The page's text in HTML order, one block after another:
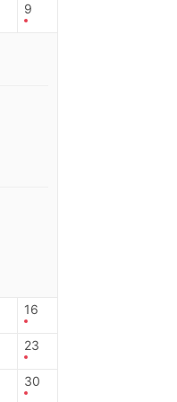
9
16
23
30